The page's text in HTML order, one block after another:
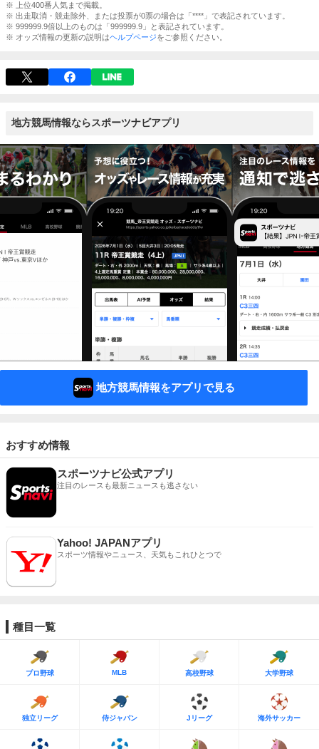
※ 上位400番人気まで掲載。
※ 出走取消・競走除外、または投票が0票の場合は「****」で表記されています。
※ 999999.9倍以上のものは「999999.9」と表記されています。
※ オッズ情報の更新の説明はヘルプページをご参照ください。
地方競馬情報ならスポーツナビアプリ
地方競馬情報をアプリで見る
おすすめ情報
スポーツナビ公式アプリ
注目のレースも最新ニュースも逃さない
Yahoo! JAPANアプリ
スポーツ情報やニュース、天気もこれひとつで
種目一覧
プロ野球 MLB 高校野球 大学野球
独立リーグ 侍ジャパン Jリーグ 海外サッカー